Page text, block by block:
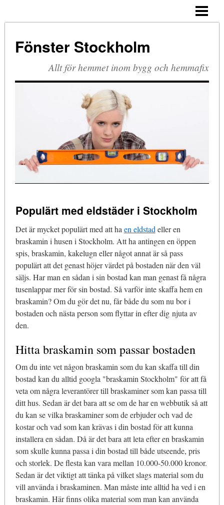
TRÄ OCH ALUMINIUM
Fönster Stockholm
Allt för hemmet inom bygg och hemmafix
Populärt med eldstäder i Stockholm
Det är mycket populärt med att haen eldstadeller en
braskamin i husen i Stockholm. Att ha antingen en öppen
spis, braskamin, kakelugn eller något annat är så pass
populärt att det genast höjer värdet på bostaden när den väl
säljs. Har man en sådan i sin bostad kan man genast få några
tusenlappar mer för sin bostad. Så varför inte skaffa hem en
braskamin? Om du gör det nu, får både du som nu bor i
bostaden och nästa person som flyttar in efter dig njuta av
den.
Hitta braskamin som passar bostaden
Om du inte vet någon braskamin som du kan skaffa till din
bostad kan du alltid googla "braskamin Stockholm" för att få
veta om några leverantörer till braskaminer som kan passa till
ditt hus. Sedan är det bara att se om de har en webbutik så att
du kan se vilka braskaminer som de erbjuder och vad de
kostar och vad som kan krävas i din bostad för att kunna
installera en sådan. Då är det bara att leta efter en braskamin
som skulle kunna passa i din bostad till både utseende, pris
och storlek. De flesta kan vara mellan 10.000-50.000 kronor.
Sedan är det viktigt att tänka på vilket slags material som du
vill använda i braskaminen. Man måste inte alltid ha ved i en
braskamin. Här finns olika material som man kan använda